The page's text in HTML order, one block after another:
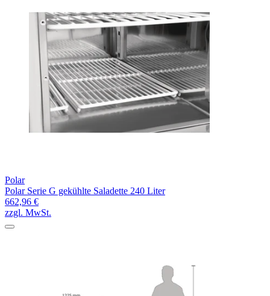
Polar
Polar Serie G gekühlte Saladette 240 Liter
662,96 €
zzgl. MwSt.